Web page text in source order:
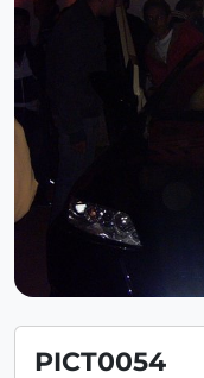
PICT0054